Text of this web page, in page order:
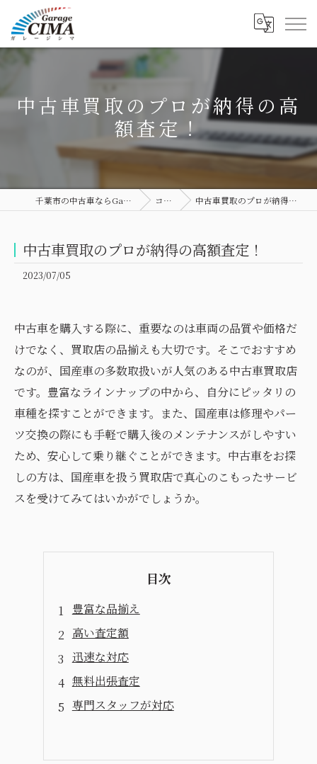
中古車買取のプロが納得の高
額査定！
千葉市の中古車ならGarage CIMA コラム 中古車買取のプロが納得の高額査定！
中古車買取のプロが納得の高額査定！
2023/07/05
中古車を購入する際に、重要なのは車両の品質や価格だ
けでなく、買取店の品揃えも大切です。そこでおすすめ
なのが、国産車の多数取扱いが人気のある中古車買取店
です。豊富なラインナップの中から、自分にピッタリの
車種を探すことができます。また、国産車は修理やパー
ツ交換の際にも手軽で購入後のメンテナンスがしやすい
ため、安心して乗り継ぐことができます。中古車をお探
しの方は、国産車を扱う買取店で真心のこもったサービ
スを受けてみてはいかがでしょうか。
目次
豊富な品揃え
高い査定額
迅速な対応
無料出張査定
専門スタッフが対応